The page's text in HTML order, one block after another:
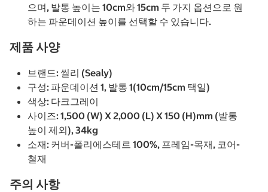
으며, 발통 높이는 10cm와 15cm 두 가지 옵션으로 원
하는 파운데이션 높이를 선택할 수 있습니다.
제품 사양
브랜드: 씰리 (Sealy)
구성: 파운데이션 1, 발통 1(10cm/15cm 택일)
색상: 다크그레이
사이즈: 1,500 (W) X 2,000 (L) X 150 (H)mm (발통
높이 제외), 34kg
소재: 커버-폴리에스테르 100%, 프레임-목재, 코어-
철재
주의 사항